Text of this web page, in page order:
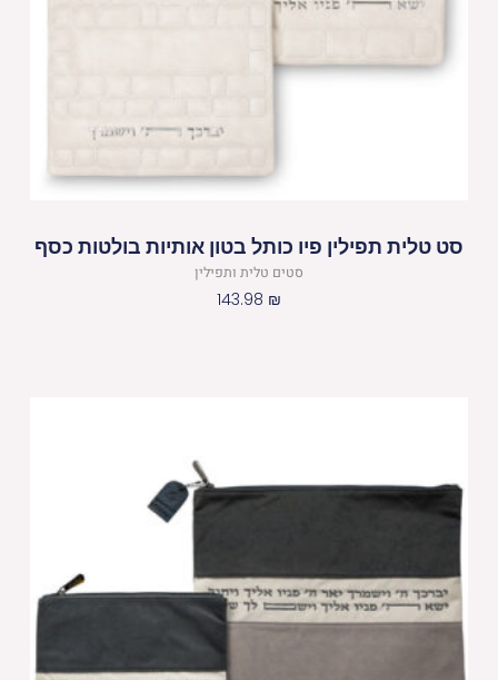
סט טלית תפילין פיו כותל בטון אותיות בולטות כסף
סטים טלית ותפילין
143.98 ₪